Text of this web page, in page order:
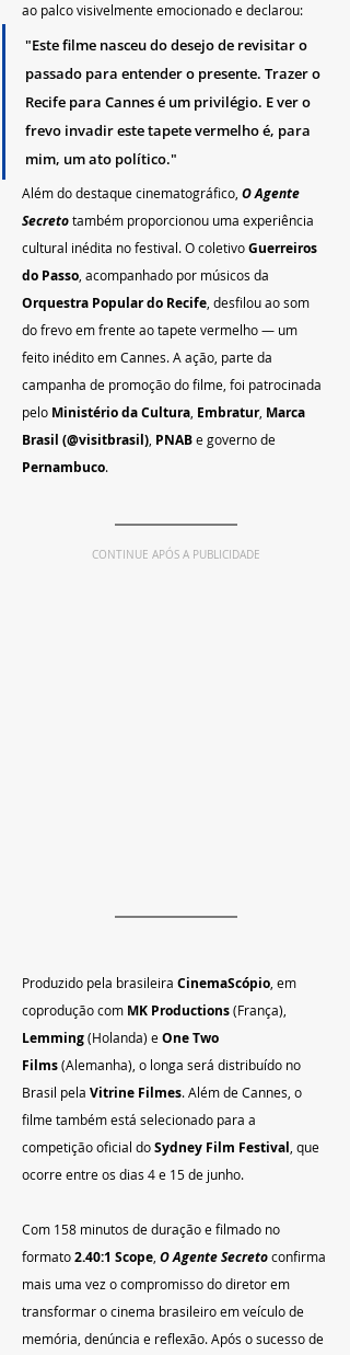
ao palco visivelmente emocionado e declarou:
"Este filme nasceu do desejo de revisitar o
passado para entender o presente. Trazer o
Recife para Cannes é um privilégio. E ver o
frevo invadir este tapete vermelho é, para
mim, um ato político."
Além do destaque cinematográfico, O Agente
Secreto também proporcionou uma experiência
cultural inédita no festival. O coletivo Guerreiros
do Passo, acompanhado por músicos da
Orquestra Popular do Recife, desfilou ao som
do frevo em frente ao tapete vermelho — um
feito inédito em Cannes. A ação, parte da
campanha de promoção do filme, foi patrocinada
pelo Ministério da Cultura, Embratur, Marca
Brasil (@visitbrasil), PNAB e governo de
Pernambuco.
CONTINUE APÓS A PUBLICIDADE
Produzido pela brasileira CinemaScópio, em
coprodução com MK Productions (França),
Lemming (Holanda) e One Two
Films (Alemanha), o longa será distribuído no
Brasil pela Vitrine Filmes. Além de Cannes, o
filme também está selecionado para a
competição oficial do Sydney Film Festival, que
ocorre entre os dias 4 e 15 de junho.
Com 158 minutos de duração e filmado no
formato 2.40:1 Scope, O Agente Secreto confirma
mais uma vez o compromisso do diretor em
transformar o cinema brasileiro em veículo de
memória, denúncia e reflexão. Após o sucesso de